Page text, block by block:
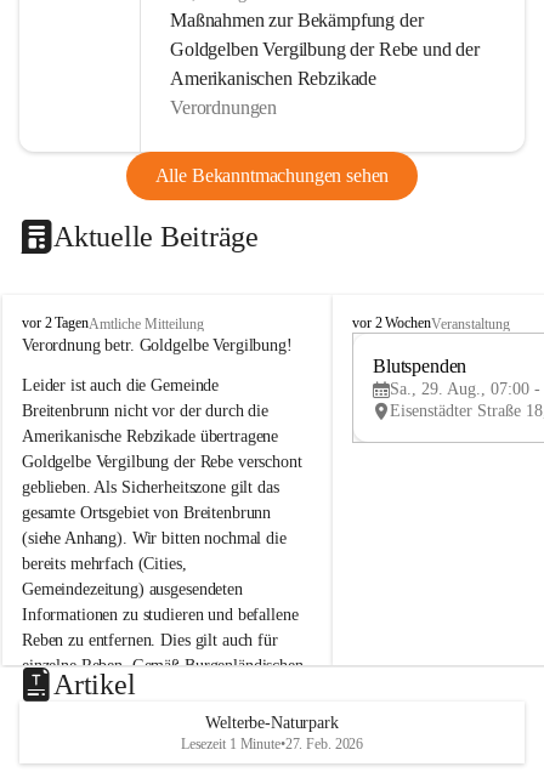
Maßnahmen zur Bekämpfung der
Goldgelben Vergilbung der Rebe und der
Amerikanischen Rebzikade
Verordnungen
Alle Bekanntmachungen sehen
Aktuelle Beiträge
B
r
i
t
e
n
b
r
u
n
n
a
m
N
e
u
s
d
vor 2 TagenAmtliche Mitteilung
Verordnung betr. Goldgelbe Vergilbung!
Leider ist auch die Gemeinde
Breitenbrunn nicht vor der durch die
Amerikanische Rebzikade übertragene
Goldgelbe Vergilbung der Rebe verschont
geblieben. Als Sicherheitszone gilt das
gesamte Ortsgebiet von Breitenbrunn
(siehe Anhang). Wir bitten nochmal die
bereits mehrfach (Cities,
Gemeindezeitung) ausgesendeten
Informationen zu studieren und befallene
Reben zu entfernen. Dies gilt auch für
einzelne Reben. Gemäß Burgenländischen
Weinbaugesetz sind nicht gepflegte oder
unzulässige Weingärten zu roden! Bitte
helfen wir zusammen um unsere Winzer
vor den prognostizierten Ernteausfällen
B
e
u
e
d
vor 2 WochenVeranstaltung
Blutspenden
Sa., 29. Aug., 07:00 -
Artikel
Welterbe-Naturpark
Lesezeit 1 Minute•27. Feb. 2026